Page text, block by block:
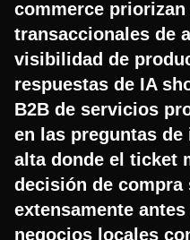
commerce
transaccionales de
visibilidad de
respuestas de IA
B2B de servicios
en las preguntas
alta donde el ticket
decisión de compra
extensamente
negocios locales